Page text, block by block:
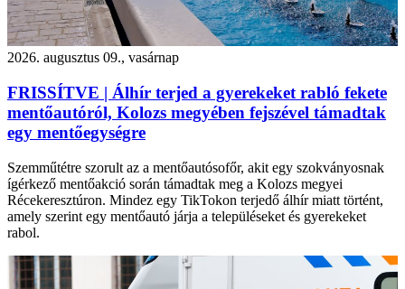
2026. augusztus 09., vasárnap
FRISSÍTVE | Álhír terjed a gyerekeket rabló fekete
mentőautóról, Kolozs megyében fejszével támadtak
egy mentőegységre
Szemműtétre szorult az a mentőautósofőr, akit egy szokványosnak
ígérkező mentőakció során támadtak meg a Kolozs megyei
Récekeresztúron. Mindez egy TikTokon terjedő álhír miatt történt,
amely szerint egy mentőautó járja a településeket és gyerekeket
rabol.